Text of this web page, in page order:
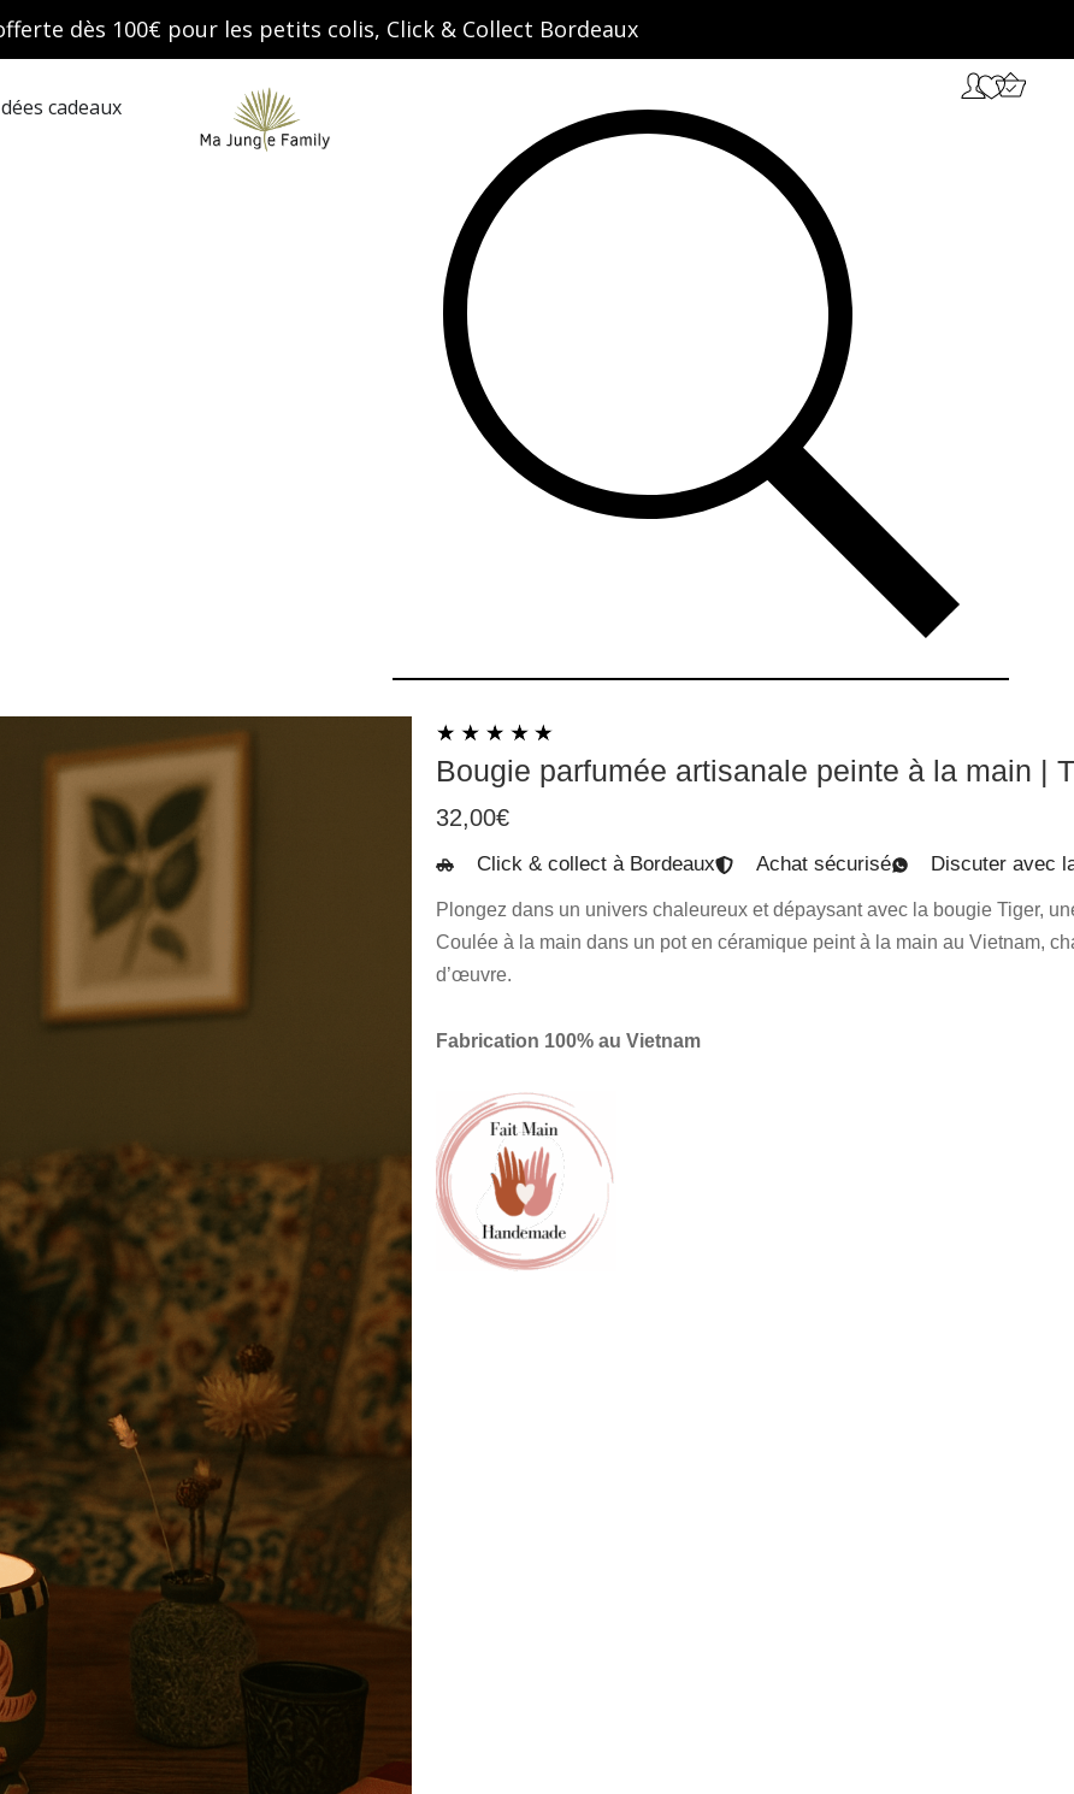
dès 100€ pour les petits colis, Click & Collect Bordeaux
cadeaux
Bougie parfumée artisanale peinte à la main |
32,00€
Click & collect à Bordeaux Achat sécurisé Discuter avec
Plongez dans un univers chaleureux et dépaysant avec la bougie Tiger,
Coulée à la main dans un pot en céramique peint à la main au Vietnam,
d’œuvre.
Fabrication 100% au Vietnam